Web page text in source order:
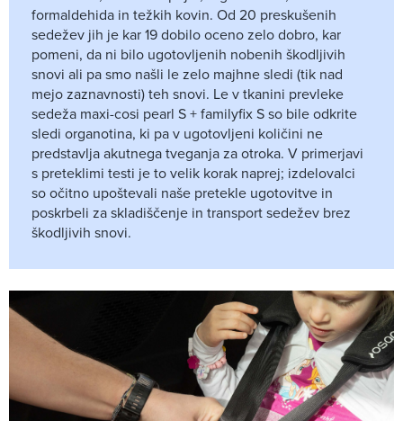
formaldehida in težkih kovin. Od 20 preskušenih
sedežev jih je kar 19 dobilo oceno zelo dobro, kar
pomeni, da ni bilo ugotovljenih nobenih škodljivih
snovi ali pa smo našli le zelo majhne sledi (tik nad
mejo zaznavnosti) teh snovi. Le v tkanini prevleke
sedeža maxi-cosi pearl S + familyfix S so bile odkrite
sledi organotina, ki pa v ugotovljeni količini ne
predstavlja akutnega tveganja za otroka. V primerjavi
s preteklimi testi je to velik korak naprej; izdelovalci
so očitno upoštevali naše pretekle ugotovitve in
poskrbeli za skladiščenje in transport sedežev brez
škodljivih snovi.